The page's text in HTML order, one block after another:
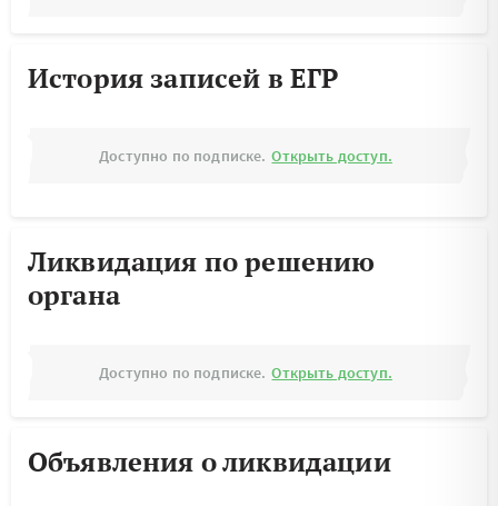
История записей в ЕГР
Доступно по подписке. Открыть доступ.
Ликвидация по решению
органа
Доступно по подписке. Открыть доступ.
Объявления о ликвидации